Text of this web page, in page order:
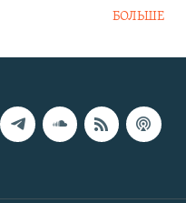
БОЛЬШЕ